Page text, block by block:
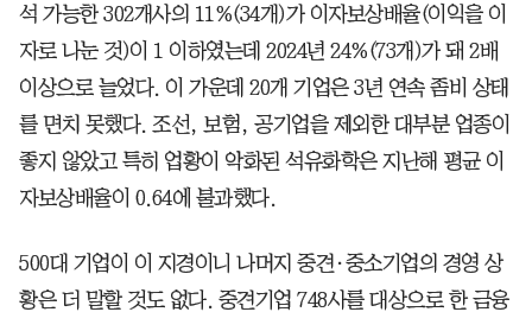
석 가능한 302개사의 11%(34개)가 이자보상배율(이익을 이
자로 나눈 것)이 1 이하였는데 2024년 24%(73개)가 돼 2배
이상으로 늘었다. 이 가운데 20개 기업은 3년 연속 좀비 상태
를 면치 못했다. 조선, 보험, 공기업을 제외한 대부분 업종이
좋지 않았고 특히 업황이 악화된 석유화학은 지난해 평균 이
자보상배율이 0.64에 불과했다.
500대 기업이 이 지경이니 나머지 중견·중소기업의 경영 상
황은 더 말할 것도 없다. 중견기업 748사를 대상으로 한 금융